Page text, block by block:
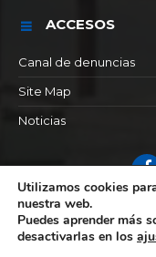
ACCESOS
Canal de denuncias
Site Map
Noticias
Utilizamos cookies
nuestra web.
Puedes aprender más
desactivarlas en los